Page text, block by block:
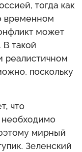
тогда как
временном
может
В такой
реалистичном
поскольку
что
мирный
Зеленский